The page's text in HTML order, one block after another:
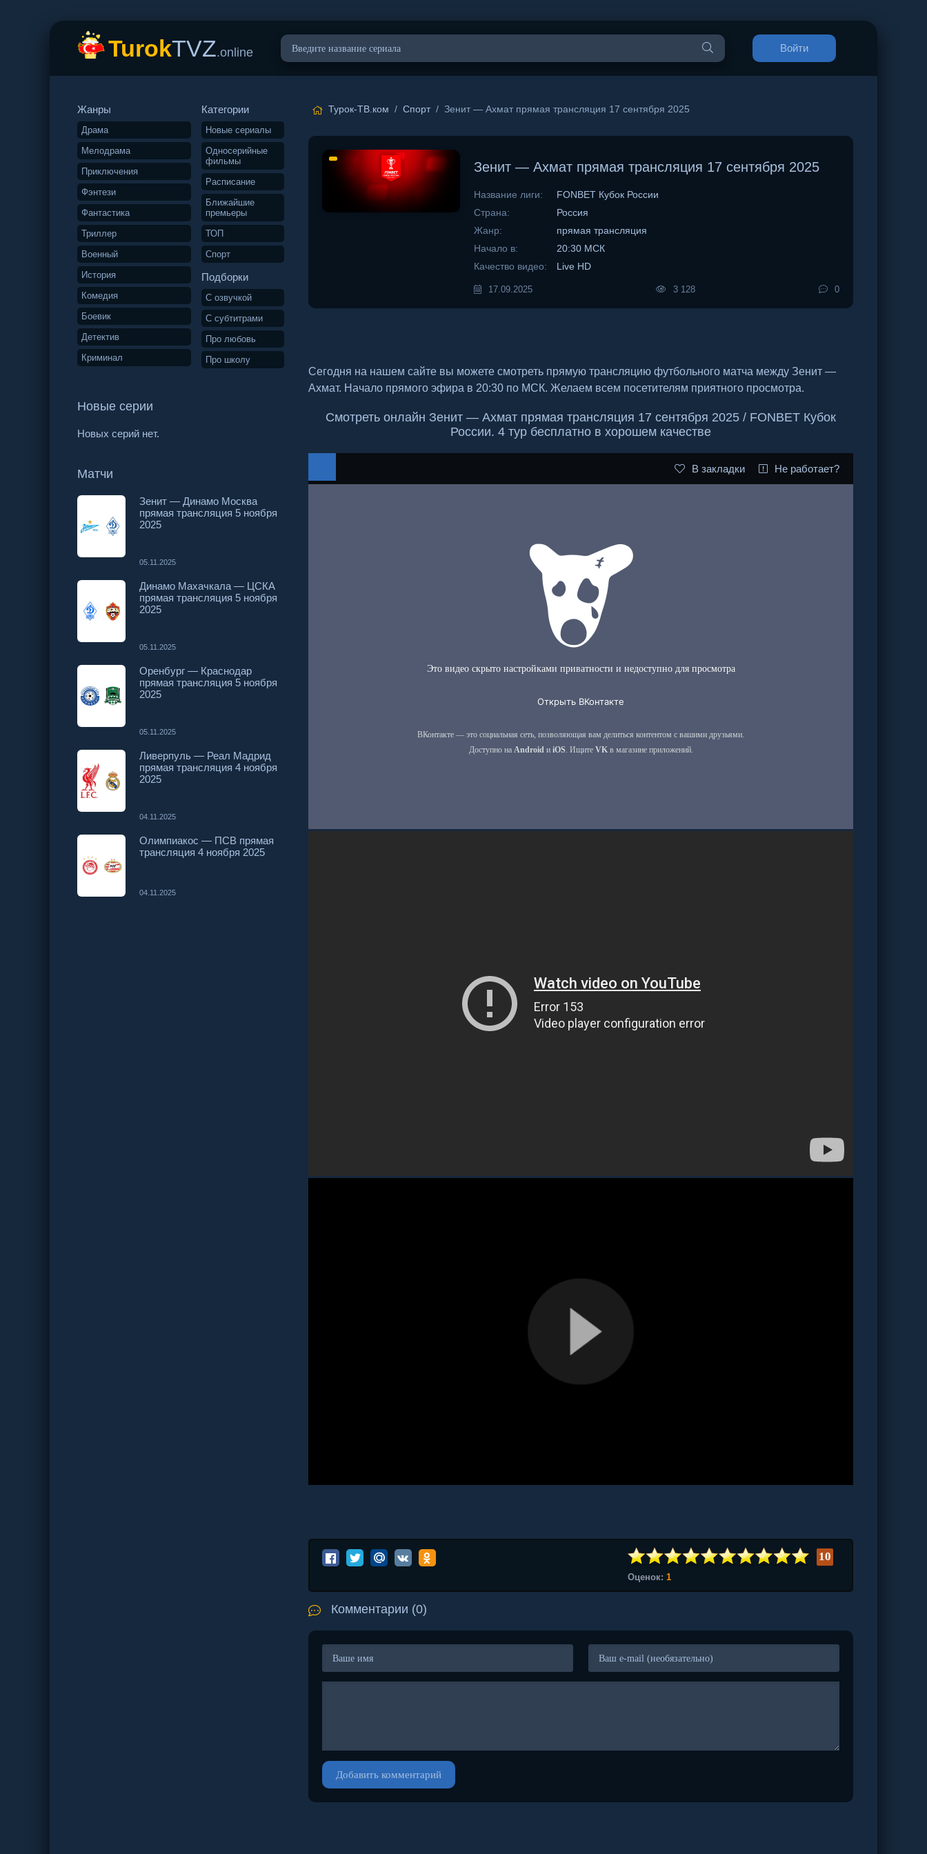
TurokTVZ.online Войти
Жанры
Драма
Мелодрама
Приключения
Фэнтези
Фантастика
Триллер
Военный
История
Комедия
Боевик
Детектив
Криминал
Категории
Новые сериалы
Односерийные
фильмы
Расписание
Ближайшие
премьеры
ТОП
Спорт
Подборки
С озвучкой
С субтитрами
Про любовь
Про школу
Новые серии
Новых серий нет.
Матчи
Зенит — Динамо Москва
прямая трансляция 5 ноября
2025
05.11.2025
Динамо Махачкала — ЦСКА
прямая трансляция 5 ноября
2025
05.11.2025
Оренбург — Краснодар
прямая трансляция 5 ноября
2025
05.11.2025
Ливерпуль — Реал Мадрид
прямая трансляция 4 ноября
2025
04.11.2025
Олимпиакос — ПСВ прямая
трансляция 4 ноября 2025
04.11.2025
Турок-ТВ.ком / Спорт/ Зенит — Ахмат прямая трансляция 17 сентября 2025
Зенит — Ахмат прямая трансляция 17 сентября 2025
Название лиги:
FONBET Кубок России
Страна:
Россия
Жанр:
прямая трансляция
Начало в:
20:30 МСК
Качество видео:
Live HD
17.09.2025 3 128 0
Сегодня на нашем сайте вы можете смотреть прямую трансляцию футбольного матча между Зенит —
Ахмат. Начало прямого эфира в 20:30 по МСК. Желаем всем посетителям приятного просмотра.
Смотреть онлайн Зенит — Ахмат прямая трансляция 17 сентября 2025 / FONBET Кубок
России. 4 тур бесплатно в хорошем качестве
В закладки Не работает?
10
Оценок: 1
Комментарии (0)
Добавить комментарий